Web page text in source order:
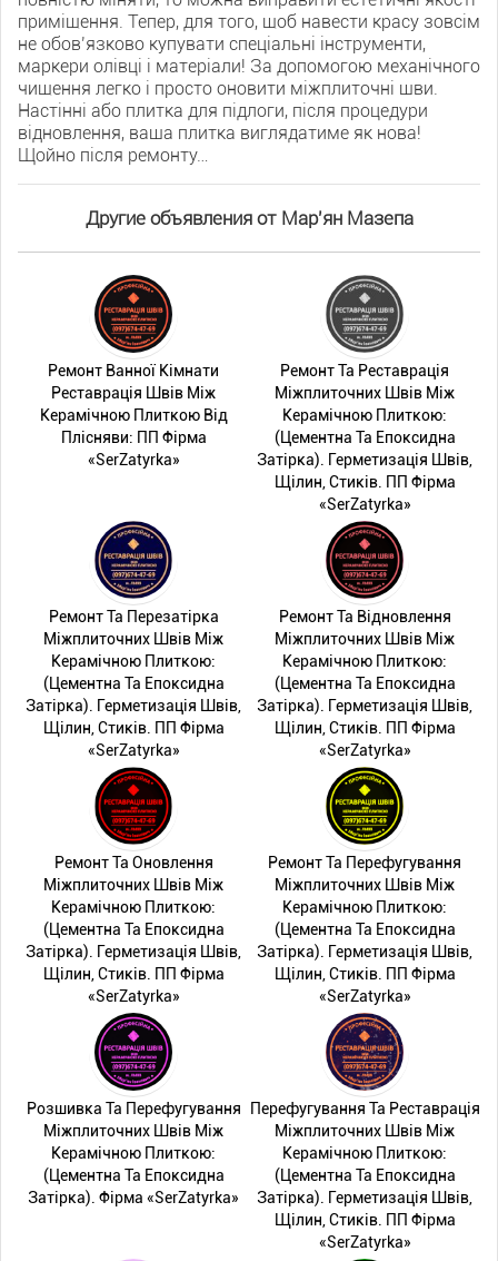
приміщення. Тепер, для того, щоб навести красу зовсім
не обовʼязково купувати спеціальні інструменти,
маркери олівці і матеріали! За допомогою механічного
чищення легко і просто оновити міжплиточні шви.
Настінні або плитка для підлоги, після процедури
відновлення, ваша плитка виглядатиме як нова!
Щойно після ремонту…
Другие объявления от Мар'ян Мазепа
Ремонт Ванної Кімнати
Реставрація Швів Між
Керамічною Плиткою Від
Плісняви: ПП Фірма
«SerZatyrka»
Ремонт Та Реставрація
Міжплиточних Швів Між
Керамічною Плиткою:
(Цементна Та Епоксидна
Затірка). Герметизація Швів,
Щілин, Стиків. ПП Фірма
«SerZatyrka»
Ремонт Та Перезатірка
Міжплиточних Швів Між
Керамічною Плиткою:
(Цементна Та Епоксидна
Затірка). Герметизація Швів,
Щілин, Стиків. ПП Фірма
«SerZatyrka»
Ремонт Та Відновлення
Міжплиточних Швів Між
Керамічною Плиткою:
(Цементна Та Епоксидна
Затірка). Герметизація Швів,
Щілин, Стиків. ПП Фірма
«SerZatyrka»
Ремонт Та Оновлення
Міжплиточних Швів Між
Керамічною Плиткою:
(Цементна Та Епоксидна
Затірка). Герметизація Швів,
Щілин, Стиків. ПП Фірма
«SerZatyrka»
Ремонт Та Перефугування
Міжплиточних Швів Між
Керамічною Плиткою:
(Цементна Та Епоксидна
Затірка). Герметизація Швів,
Щілин, Стиків. ПП Фірма
«SerZatyrka»
Розшивка Та Перефугування
Міжплиточних Швів Між
Керамічною Плиткою:
(Цементна Та Епоксидна
Затірка). Фірма «SerZatyrka»
Перефугування Та Реставрація
Міжплиточних Швів Між
Керамічною Плиткою:
(Цементна Та Епоксидна
Затірка). Герметизація Швів,
Щілин, Стиків. ПП Фірма
«SerZatyrka»